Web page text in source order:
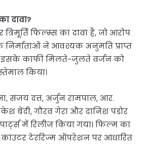
दावा?
फिल्म्स का दावा है, जो आरोप
निर्माताओं ने आवश्यक अनुमति प्राप्त
इसके काफी मिलते-जुलते वर्जन को
किया।
संजय दत्त, अर्जुन रामपाल, आर.
बेदी, गौरव गेरा और दानिश पंडोर
में रिलीज किया गया। फिल्म का
टेररिज्म ऑपरेशन पर आधारित